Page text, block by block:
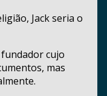
Jack seria o
cujo
mas